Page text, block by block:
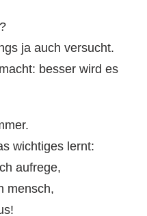
ja auch versucht.
besser wird es
wichtiges lernt:
aufrege,
mensch,